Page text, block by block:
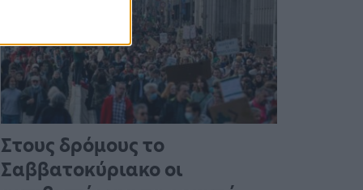
Στους δρόμους το
Σαββατοκύριακο οι